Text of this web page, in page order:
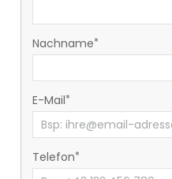
Nachname
E-Mail
Telefon